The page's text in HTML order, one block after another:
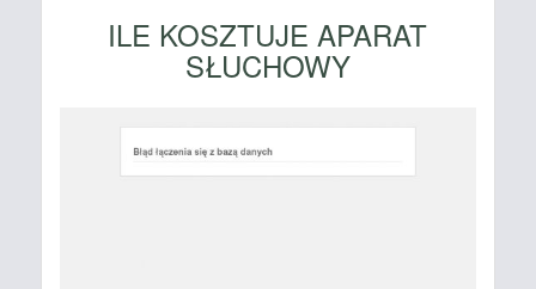
ILE KOSZTUJE APARAT
SŁUCHOWY